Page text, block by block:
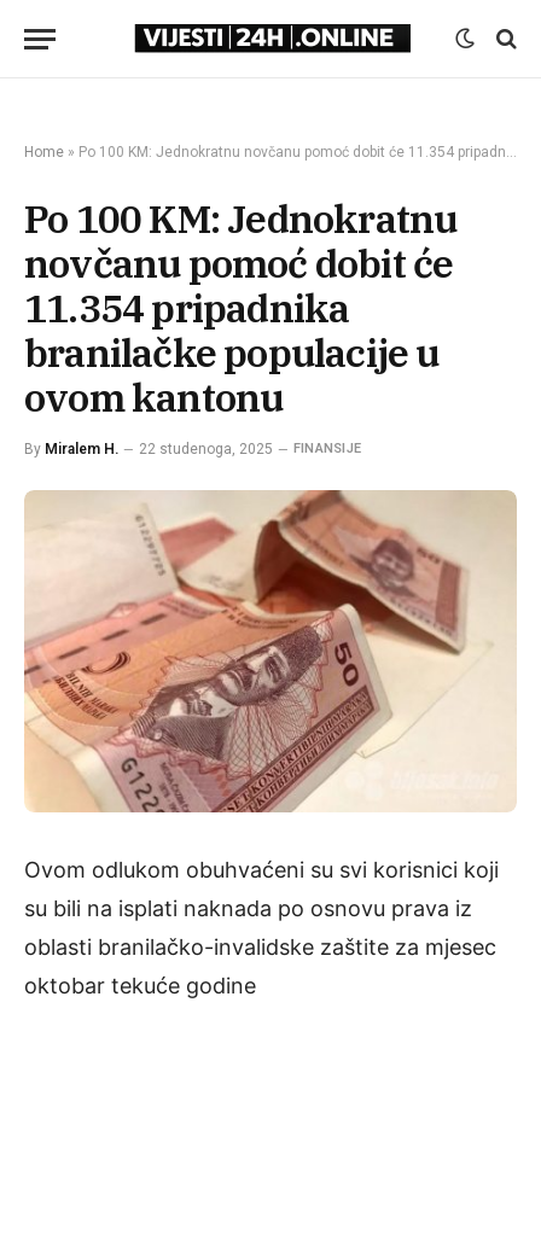
Home » Po 100 KM: Jednokratnu novčanu pomoć dobit će 11.354 pripadnika branilačke populacije u ovom kantonu
Po 100 KM: Jednokratnu
novčanu pomoć dobit će
11.354 pripadnika
branilačke populacije u
ovom kantonu
By Miralem H. 22 studenoga, 2025 FINANSIJE
Ovom odlukom obuhvaćeni su svi korisnici koji
su bili na isplati naknada po osnovu prava iz
oblasti branilačko-invalidske zaštite za mjesec
oktobar tekuće godine